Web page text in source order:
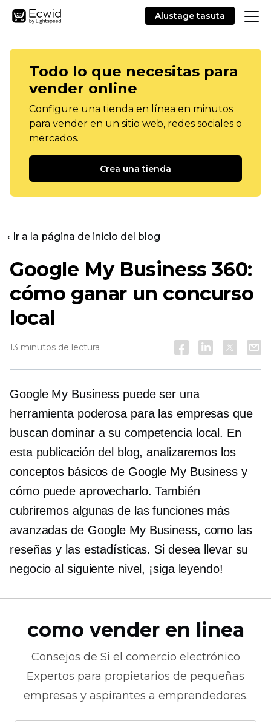
Alustage tasuta
Todo lo que necesitas para
vender online
Configure una tienda en línea en minutos
para vender en un sitio web, redes sociales o
mercados.
Crea una tienda
‹ Ir a la página de inicio del blog
Google My Business 360:
cómo ganar un concurso
local
13 minutos de lectura
Google My Business puede ser una
herramienta poderosa para las empresas que
buscan dominar a su competencia local. En
esta publicación del blog, analizaremos los
conceptos básicos de Google My Business y
cómo puede aprovecharlo. También
cubriremos algunas de las funciones más
avanzadas de Google My Business, como las
reseñas y las estadísticas. Si desea llevar su
negocio al siguiente nivel, ¡siga leyendo!
como vender en linea
Consejos de Si el comercio electrónico
Expertos para propietarios de pequeñas
empresas y aspirantes a emprendedores.